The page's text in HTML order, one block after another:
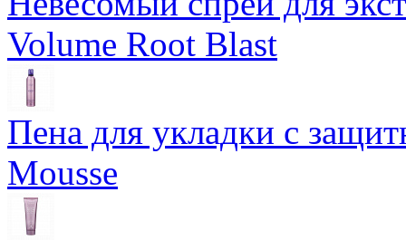
Volume Root Blast
Пена для укладки с
Mousse